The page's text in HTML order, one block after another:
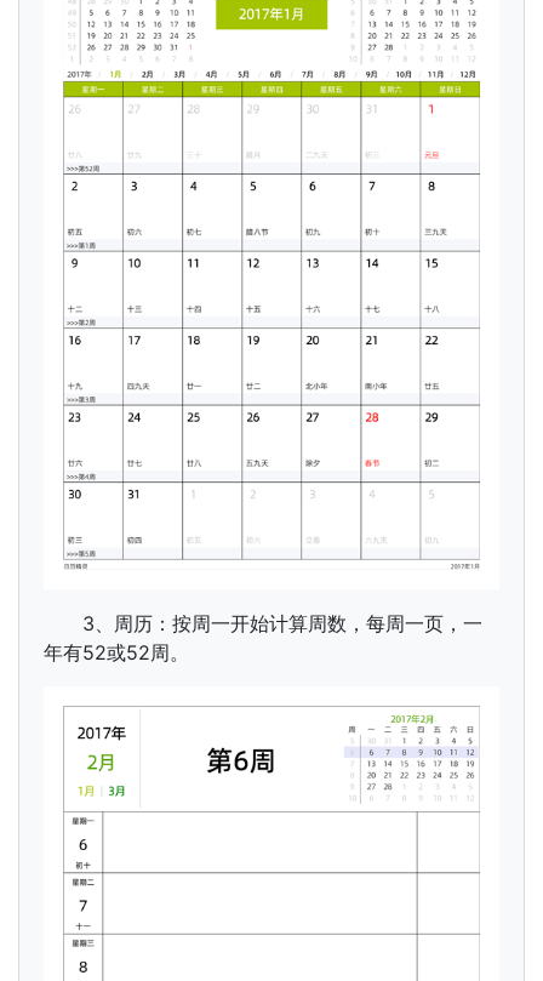
3、周历：按周一开始计算周数，每周一页，一
年有52或52周。